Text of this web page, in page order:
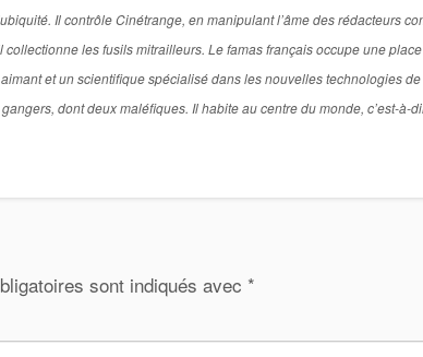
Il contrôle Cinétrange, en manipulant l’âme des rédacteurs
les fusils mitrailleurs. Le famas français occupe une place
et un scientifique spécialisé dans les nouvelles technologies de
dont deux maléfiques. Il habite au centre du monde, c’est-à-
sont indiqués avec *